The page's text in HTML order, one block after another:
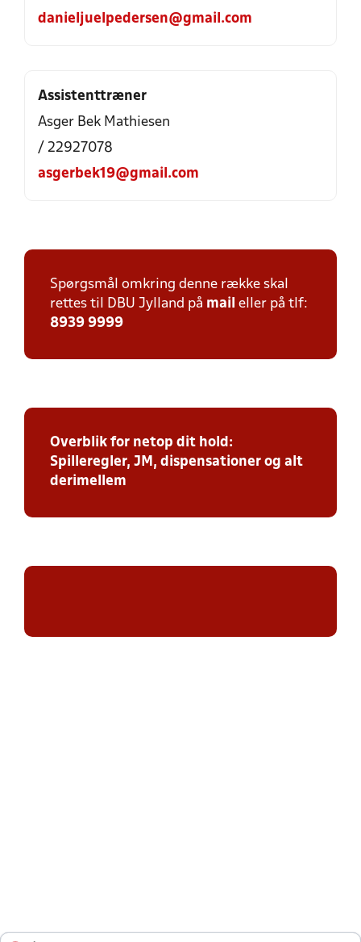
danieljuelpedersen@gmail.com
Assistenttræner
Asger Bek Mathiesen
/ 22927078
asgerbek19@gmail.com
Spørgsmål omkring denne række skal
rettes til DBU Jylland på mail eller på tlf:
8939 9999
Overblik for netop dit hold:
Spilleregler, JM, dispensationer og alt
derimellem